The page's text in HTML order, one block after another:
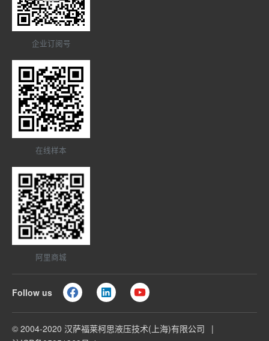
企业订阅号
在线样本
阿里商城
Follow us
© 2004-2020 汉萨福莱柯思液压技术(上海)有限公司